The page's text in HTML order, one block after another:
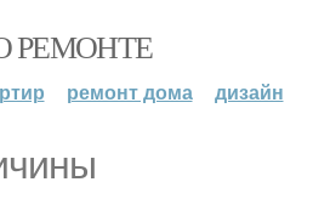
РЕМОНТЕ
ремонт дома дизайн